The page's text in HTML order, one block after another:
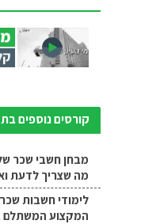
קורסים נוספים
מבחן חשבי שכר
מה שצריך לדעת
לימודי חשבות
המקצוע המשתלם